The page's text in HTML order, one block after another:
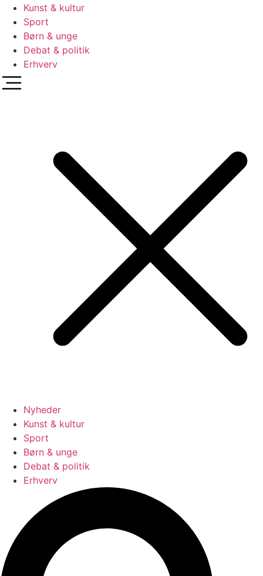
Kunst & kultur
Sport
Børn & unge
Debat & politik
Erhverv
Nyheder
Kunst & kultur
Sport
Børn & unge
Debat & politik
Erhverv